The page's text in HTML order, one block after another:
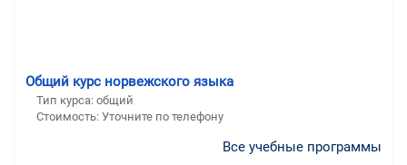
Общий курс норвежского языка
Тип курса: общий
Стоимость: Уточните по телефону
Все учебные программы